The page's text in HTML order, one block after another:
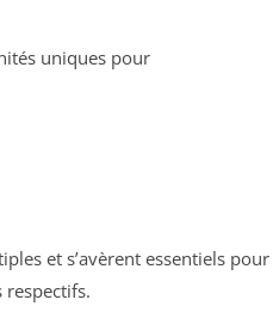
uniques pour
et s’avèrent essentiels pour
respectifs.